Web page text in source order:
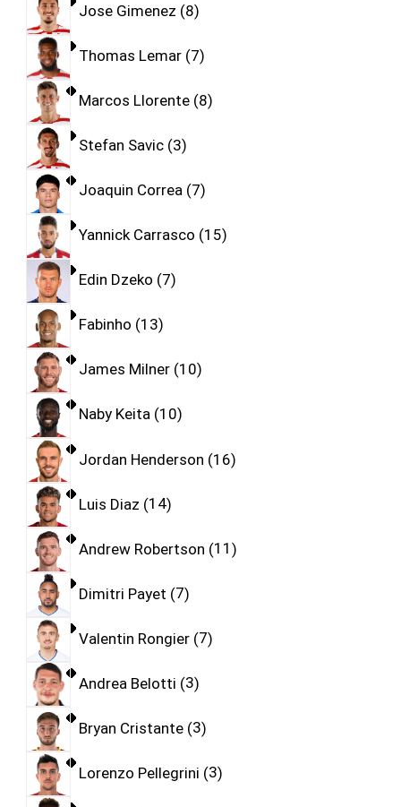
Jose Gimenez 8
Thomas Lemar 7
Marcos Llorente 8
Stefan Savic 3
Joaquin Correa 7
Yannick Carrasco 15
Edin Dzeko 7
Fabinho 13
James Milner 10
Naby Keita 10
Jordan Henderson 16
Luis Diaz 14
Andrew Robertson 11
Dimitri Payet 7
Valentin Rongier 7
Andrea Belotti 3
Bryan Cristante 3
Lorenzo Pellegrini 3